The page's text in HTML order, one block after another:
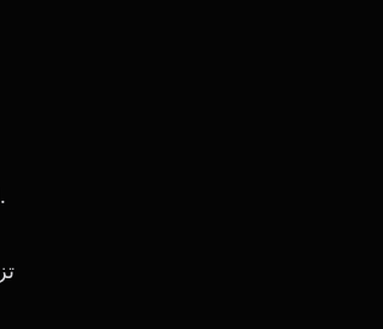
المعايير لعمليات الشركة التي يستخدمها المستثمرون المهتمون اجتماعيًا لفحص الاستثمارات المحتملة.